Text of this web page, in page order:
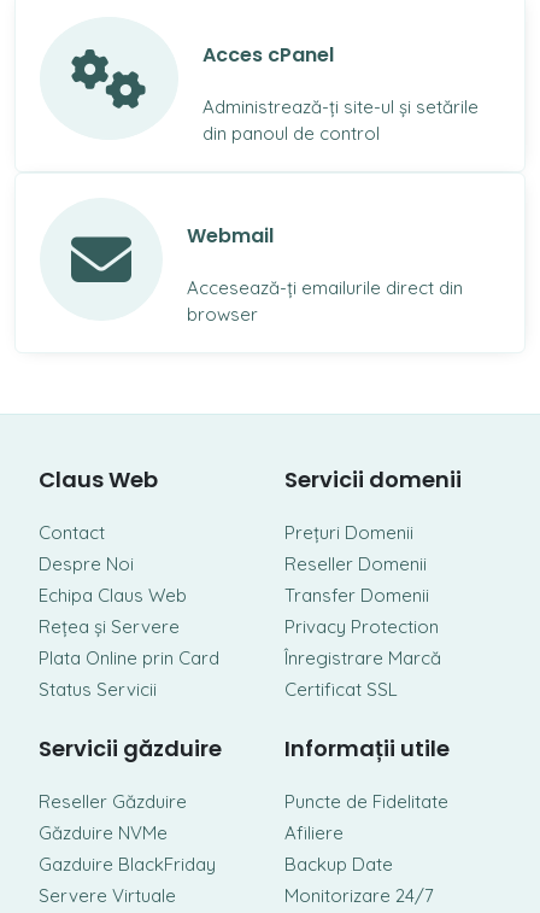
Acces cPanel
Administrează-ți site-ul și setările
din panoul de control
Webmail
Accesează-ți emailurile direct din
browser
Claus Web
Contact
Despre Noi
Echipa Claus Web
Rețea și Servere
Plata Online prin Card
Status Servicii
Servicii domenii
Prețuri Domenii
Reseller Domenii
Transfer Domenii
Privacy Protection
Înregistrare Marcă
Certificat SSL
Servicii găzduire
Reseller Găzduire
Găzduire NVMe
Gazduire BlackFriday
Servere Virtuale
Informații utile
Puncte de Fidelitate
Afiliere
Backup Date
Monitorizare 24/7